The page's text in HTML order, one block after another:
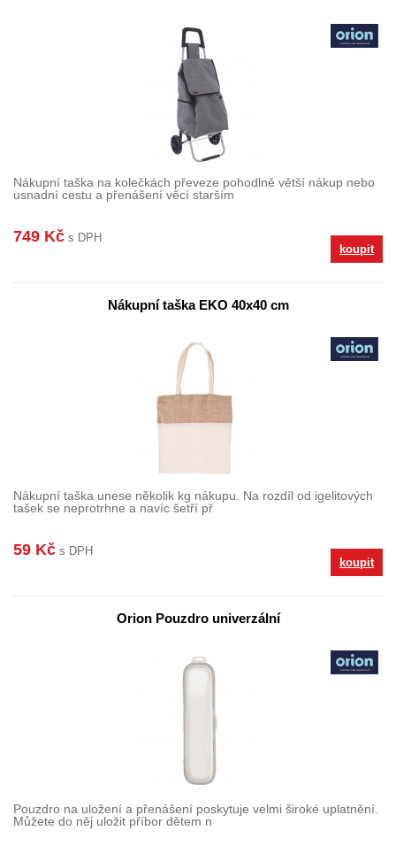
Nákupní taška na kolečkách převeze pohodlně větší nákup nebo
usnadní cestu a přenášení věcí starším
749 Kč s DPH
koupit
Nákupní taška EKO 40x40 cm
Nákupní taška unese několik kg nákupu. Na rozdíl od igelitových
tašek se neprotrhne a navíc šetří př
59 Kč s DPH
koupit
Orion Pouzdro univerzální
Pouzdro na uložení a přenášení poskytuje velmi široké uplatnění.
Můžete do něj uložit příbor dětem n